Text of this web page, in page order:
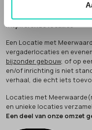
'meer
Inspirerende locaties
Een Locatie met
vergaderlocaties en
bijzonder gebouw, of op
en/of inrichting is niet
verhaal, die echt iets
Locaties met
en unieke locaties
Een deel van onze omzet